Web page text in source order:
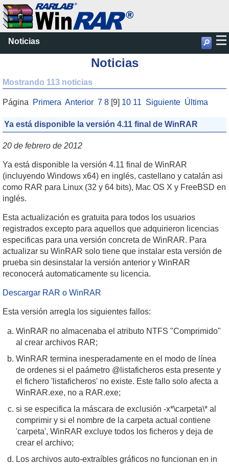
Noticias 🔎
Noticias
Mostrando 113 noticias
Página Primera Anterior 7 8 [9] 10 11 Siguiente Última
Ya está disponible la versión 4.11 final de WinRAR
20 de febrero de 2012
Ya está disponible la versión 4.11 final de WinRAR
(incluyendo Windows x64) en inglés, castellano y catalán asi
como RAR para Linux (32 y 64 bits), Mac OS X y FreeBSD en
inglés.
Esta actualización es gratuita para todos los usuarios
registrados excepto para aquellos que adquirieron licencias
especificas para una versión concreta de WinRAR. Para
actualizar su WinRAR solo tiene que instalar esta versión de
prueba sin desinstalar la versión anterior y WinRAR
reconocerá automaticamente su licencia.
Descargar RAR o WinRAR
Esta versión arregla los siguientes fallos:
WinRAR no almacenaba el atributo NTFS "Comprimido"
al crear archivos RAR;
WinRAR termina inesperadamente en el modo de línea
de ordenes si el paámetro @listaficheros esta presente y
el fichero 'listaficheros' no existe. Este fallo solo afecta a
WinRAR.exe, no a RAR.exe;
si se especifica la máscara de exclusión -x*\carpeta\* al
comprimir y si el nombre de la carpeta actual contiene
'carpeta', WinRAR excluye todos los ficheros y deja de
crear el archivo;
Los archivos auto-extraíbles gráficos no funcionan en in